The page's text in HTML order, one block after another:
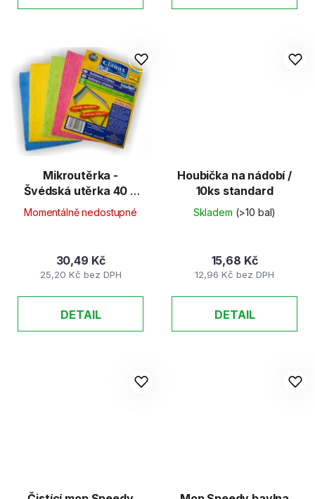
Mikroutěrka -
Švédská utěrka 40 x
40 cm, žlutá
Momentálně nedostupné
25,20 Kč bez DPH
30,49 Kč
DETAIL
Houbička na nádobí /
10ks standard
Skladem (>10 bal)
12,96 Kč bez DPH
15,68 Kč
DETAIL